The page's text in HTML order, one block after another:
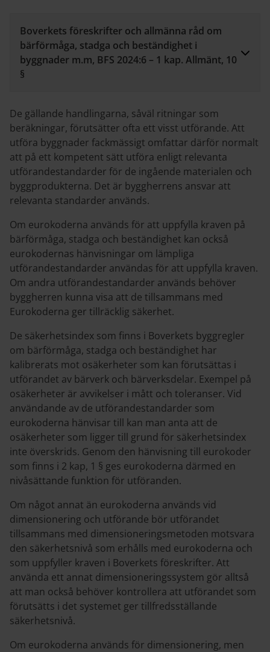
Boverkets föreskrifter och allmänna råd om
bärförmåga, stadga och beständighet i
byggnader m.m, BFS 2024:6 – 1 kap. Allmänt, 10
§
De gällande handlingarna, såväl ritningar som
beräkningar, förutsätter ofta ett visst utförande. Att
utföra byggnader fackmässigt omfattar därför normalt
att på ett kompetent sätt utföra enligt relevanta
utförandestandarder för de ingående materialen och
byggprodukterna. Det är byggherrens ansvar att
relevanta standarder används.
Om eurokoderna används för att uppfylla kraven på
bärförmåga, stadga och beständighet kan också
eurokodernas hänvisningar om lämpliga
utförandestandarder användas för att uppfylla kraven.
Om andra utförandestandarder används behöver
byggherren kunna visa att de tillsammans med
Eurokoderna ger tillräcklig säkerhet.
De säkerhetsindex som finns i Boverkets byggregler
om bärförmåga, stadga och beständighet har
kalibrerats mot osäkerheter som kan förutsättas i
utförandet av bärverk och bärverksdelar. Exempel på
osäkerheter är avvikelser i mått och toleranser. Vid
användande av de utförandestandarder som
eurokoderna hänvisar till kan man anta att de
osäkerheter som ligger till grund för säkerhetsindex
inte överskrids. Genom den hänvisning till eurokoder
som finns i 2 kap, 1 § ges eurokoderna därmed en
nivåsättande funktion för utföranden.
Om något annat än eurokoderna används vid
dimensionering och utförande bör utförandet
tillsammans med dimensioneringsmetoden motsvara
den säkerhetsnivå som erhålls med eurokoderna och
som uppfyller kraven i Boverkets föreskrifter. Att
använda ett annat dimensioneringssystem gör alltså
att man också behöver kontrollera att utförandet som
förutsätts i det systemet ger tillfredsställande
säkerhetsnivå.
Om eurokoderna används för dimensionering, men